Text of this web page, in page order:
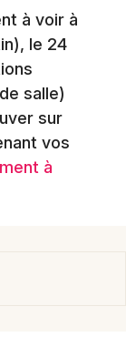
à voir à
, le 24
salle)
sur
vos
à